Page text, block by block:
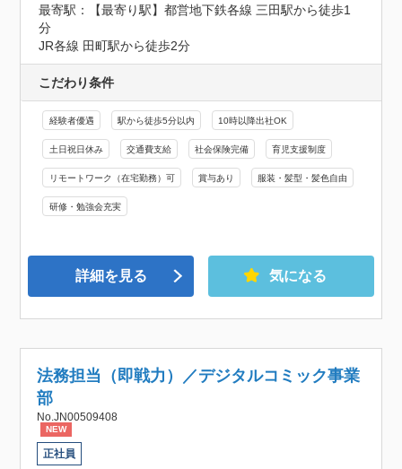
最寄駅：【最寄り駅】都営地下鉄各線 三田駅から徒歩1
分
JR各線 田町駅から徒歩2分
こだわり条件
経験者優遇 駅から徒歩5分以内 10時以降出社OK
土日祝日休み 交通費支給 社会保険完備 育児支援制度
リモートワーク（在宅勤務）可 賞与あり 服装・髪型・髪色自由
研修・勉強会充実
詳細を見る 気になる
法務担当（即戦力）／デジタルコミック事業
部
No.JN00509408
NEW
正社員